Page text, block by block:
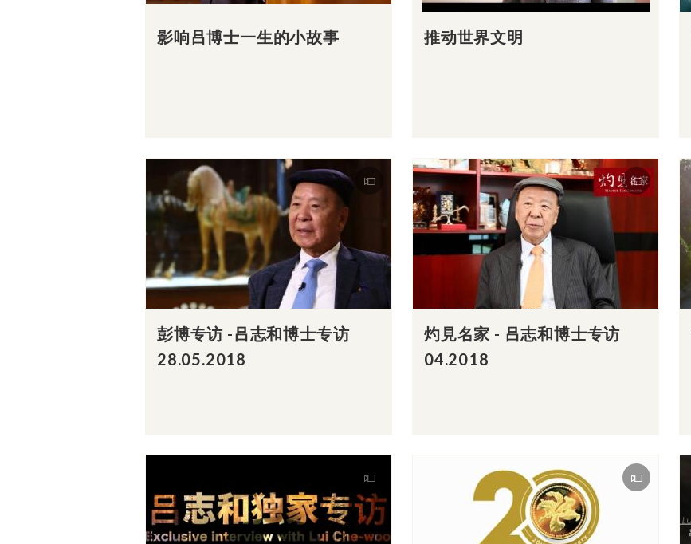
影响吕博士一生的小故事 推动世界文明
彭博专访 -吕志和博士专访
28.05.2018
灼見名家 - 吕志和博士专访
04.2018